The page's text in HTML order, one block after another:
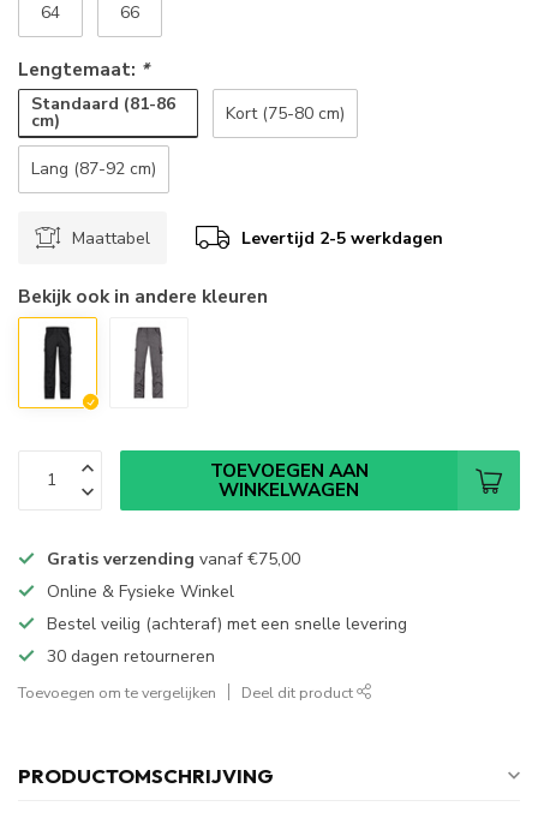
64 66
Lengtemaat: *
Standaard (81-86
cm) Kort (75-80 cm)
Lang (87-92 cm)
Maattabel Levertijd 2-5 werkdagen
Bekijk ook in andere kleuren
TOEVOEGEN AAN
WINKELWAGEN
Gratis verzending vanaf€75,00
Online & Fysieke Winkel
Bestel veilig (achteraf) met een snelle levering
30 dagen retourneren
Toevoegen om te vergelijken Deel dit product
PRODUCTOMSCHRIJVING